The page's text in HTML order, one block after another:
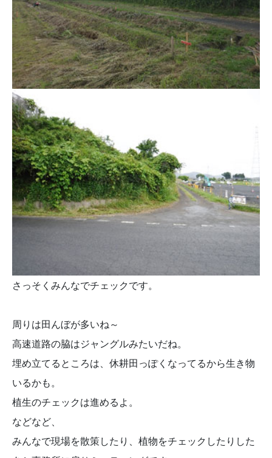
さっそくみんなでチェックです。
周りは田んぼが多いね～
高速道路の脇はジャングルみたいだね。
埋め立てるところは、休耕田っぽくなってるから生き物
いるかも。
植生のチェックは進めるよ。
などなど、
みんなで現場を散策したり、植物をチェックしたりした